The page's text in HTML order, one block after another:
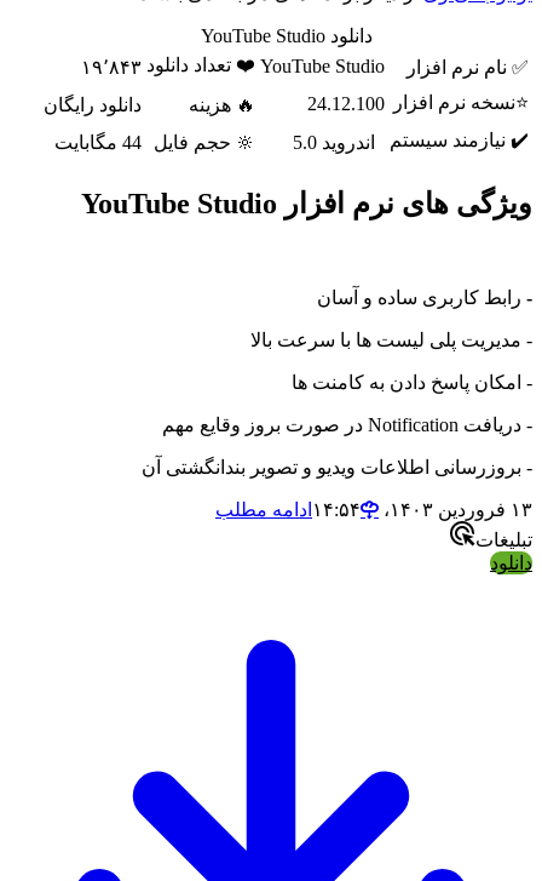
دانلود YouTube Studio
✅ نام نرم افزار
YouTube Studio ❤️ تعداد دانلود ۱۹٬۸۴۳
⭐نسخه نرم افزار
24.12.100 🔥 هزینه
دانلود رایگان
✔️ نیازمند سیستم
اندروید 5.0 🔆 حجم فایل 44 مگابایت
ویژگی های نرم افزار YouTube Studio
- رابط کاربری ساده و آسان
- مدیریت پلی لیست ها با سرعت بالا
- امکان پاسخ دادن به کامنت ها
- دریافت Notification در صورت بروز وقایع مهم
- بروزرسانی اطلاعات ویدیو و تصویر بندانگشتی آن
۱۳ فروردین ۱۴۰۳،‏ ۱۴:۵۴
ادامه مطلب
تبلیغات
دانلود